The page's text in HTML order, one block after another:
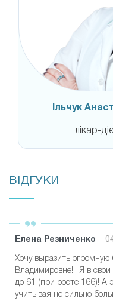
Ільчук
лікар-
ВІДГУКИ
Елена Резниченко
Хочу выразить огромную
Владимировне!!! Я в
до 61 (при росте 166)! А
учитывая не сильно